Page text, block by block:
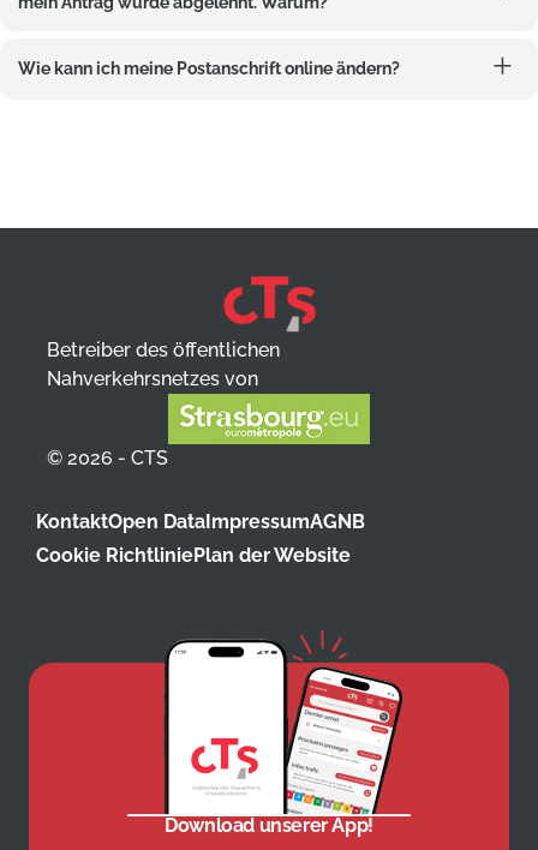
Wie kann ich meine Postanschrift online ändern?
Betreiber des öffentlichen
Nahverkehrsnetzes von
© 2026 - CTS
KontaktOpen DataImpressumAGNB
Cookie RichtliniePlan der Website
Download unserer App!